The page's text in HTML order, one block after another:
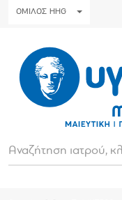
ΟΜΙΛΟΣ HHG